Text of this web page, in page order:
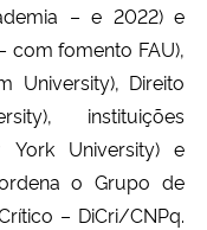
– e 2022) e
com fomento FAU),
University), Direito
instituições
York University) e
o Grupo de
– DiCri/CNPq.